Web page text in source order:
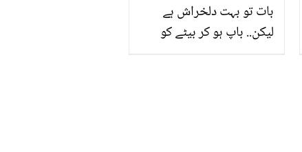
بات تو بہت دلخراش ہے
لیکن.. باپ ہو کر بیٹے کو